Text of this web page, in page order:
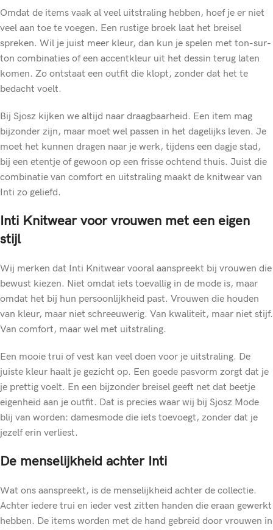
Omdat de items vaak al veel uitstraling hebben, hoef je er niet
veel aan toe te voegen. Een rustige broek laat het breisel
spreken. Wil je juist meer kleur, dan kun je spelen met ton-sur-
ton combinaties of een accentkleur uit het dessin terug laten
komen. Zo ontstaat een outfit die klopt, zonder dat het te
bedacht voelt.
Bij Sjosz kijken we altijd naar draagbaarheid. Een item mag
bijzonder zijn, maar moet wel passen in het dagelijks leven. Je
moet het kunnen dragen naar je werk, tijdens een dagje stad,
bij een etentje of gewoon op een frisse ochtend thuis. Juist die
combinatie van comfort en uitstraling maakt de knitwear van
Inti zo geliefd.
Inti Knitwear voor vrouwen met een eigen
stijl
Wij merken dat Inti Knitwear vooral aanspreekt bij vrouwen die
bewust kiezen. Niet omdat iets toevallig in de mode is, maar
omdat het bij hun persoonlijkheid past. Vrouwen die houden
van kleur, maar niet schreeuwerig. Van kwaliteit, maar niet stijf.
Van comfort, maar wel met uitstraling.
Een mooie trui of vest kan veel doen voor je uitstraling. De
juiste kleur haalt je gezicht op. Een goede pasvorm zorgt dat je
je prettig voelt. En een bijzonder breisel geeft net dat beetje
eigenheid aan je outfit. Dat is precies waar wij bij Sjosz Mode
blij van worden: damesmode die iets toevoegt, zonder dat je
jezelf erin verliest.
De menselijkheid achter Inti
Wat ons aanspreekt, is de menselijkheid achter de collectie.
Achter iedere trui en ieder vest zitten handen die eraan gewerkt
hebben. De items worden met de hand gebreid door vrouwen in